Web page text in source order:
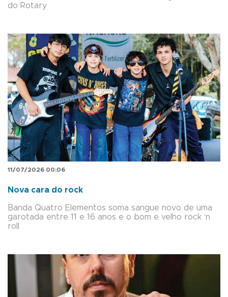
do Rotary
11/07/2026 00:06
Nova cara do rock
Banda Quatro Elementos soma sangue novo de uma
garotada entre 11 e 16 anos e o bom e velho rock ‘n
roll